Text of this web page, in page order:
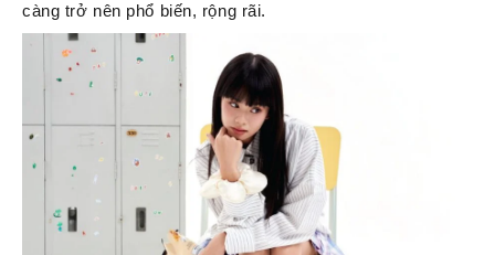
càng trở nên phổ biến, rộng rãi.